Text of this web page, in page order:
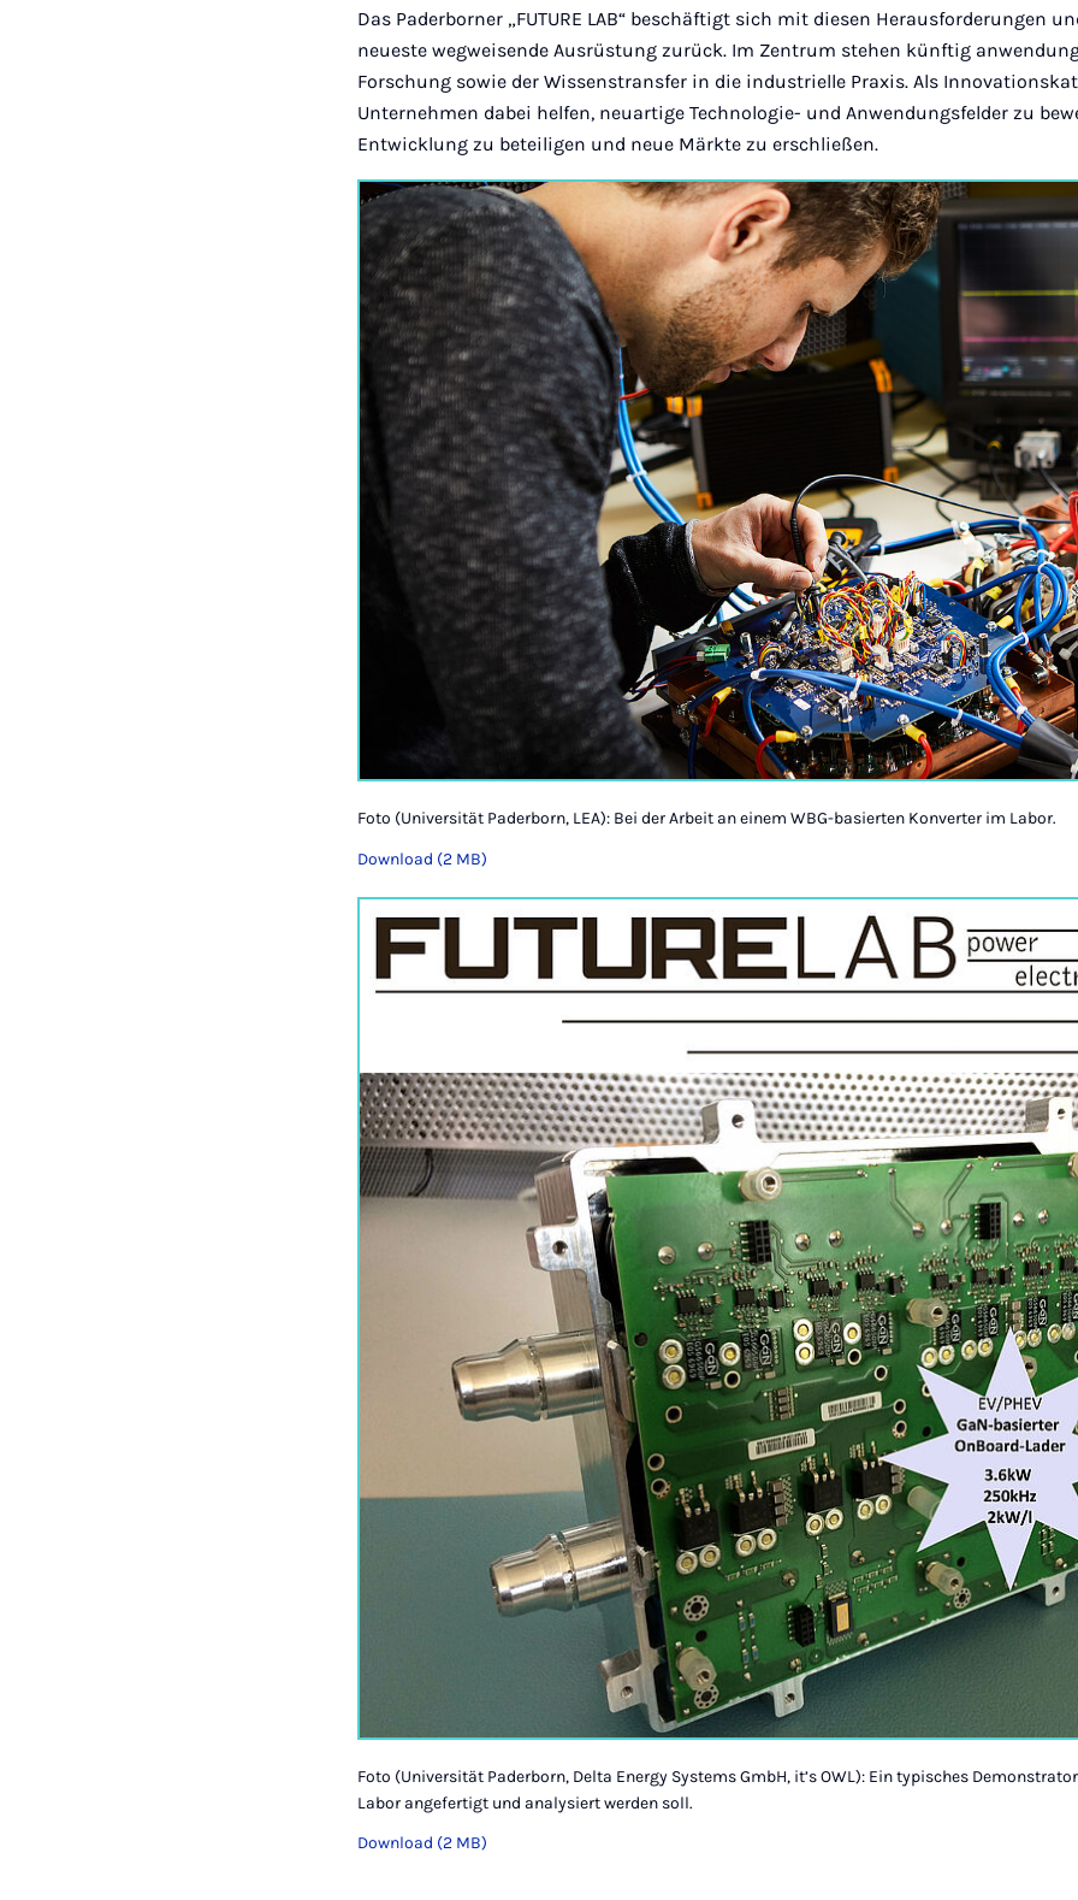
Das Paderborner „FUTURE LAB“ beschäftigt sich mit diesen Herausforderungen
neueste wegweisende Ausrüstung zurück. Im Zentrum stehen künftig
Forschung sowie der Wissenstransfer in die industrielle Praxis. Als
Unternehmen dabei helfen, neuartige Technologie- und Anwendungsfelder zu
Entwicklung zu beteiligen und neue Märkte zu erschließen.
Foto (Universität Paderborn, LEA): Bei der Arbeit an einem WBG-basierten Konverter im Labor.
Download (2 MB)
Foto (Universität Paderborn, Delta Energy Systems GmbH, it’s OWL): Ein typisches
Labor angefertigt und analysiert werden soll.
Download (2 MB)